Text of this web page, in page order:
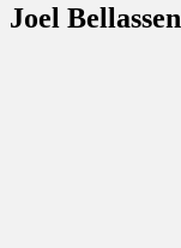
Joel Bellassen